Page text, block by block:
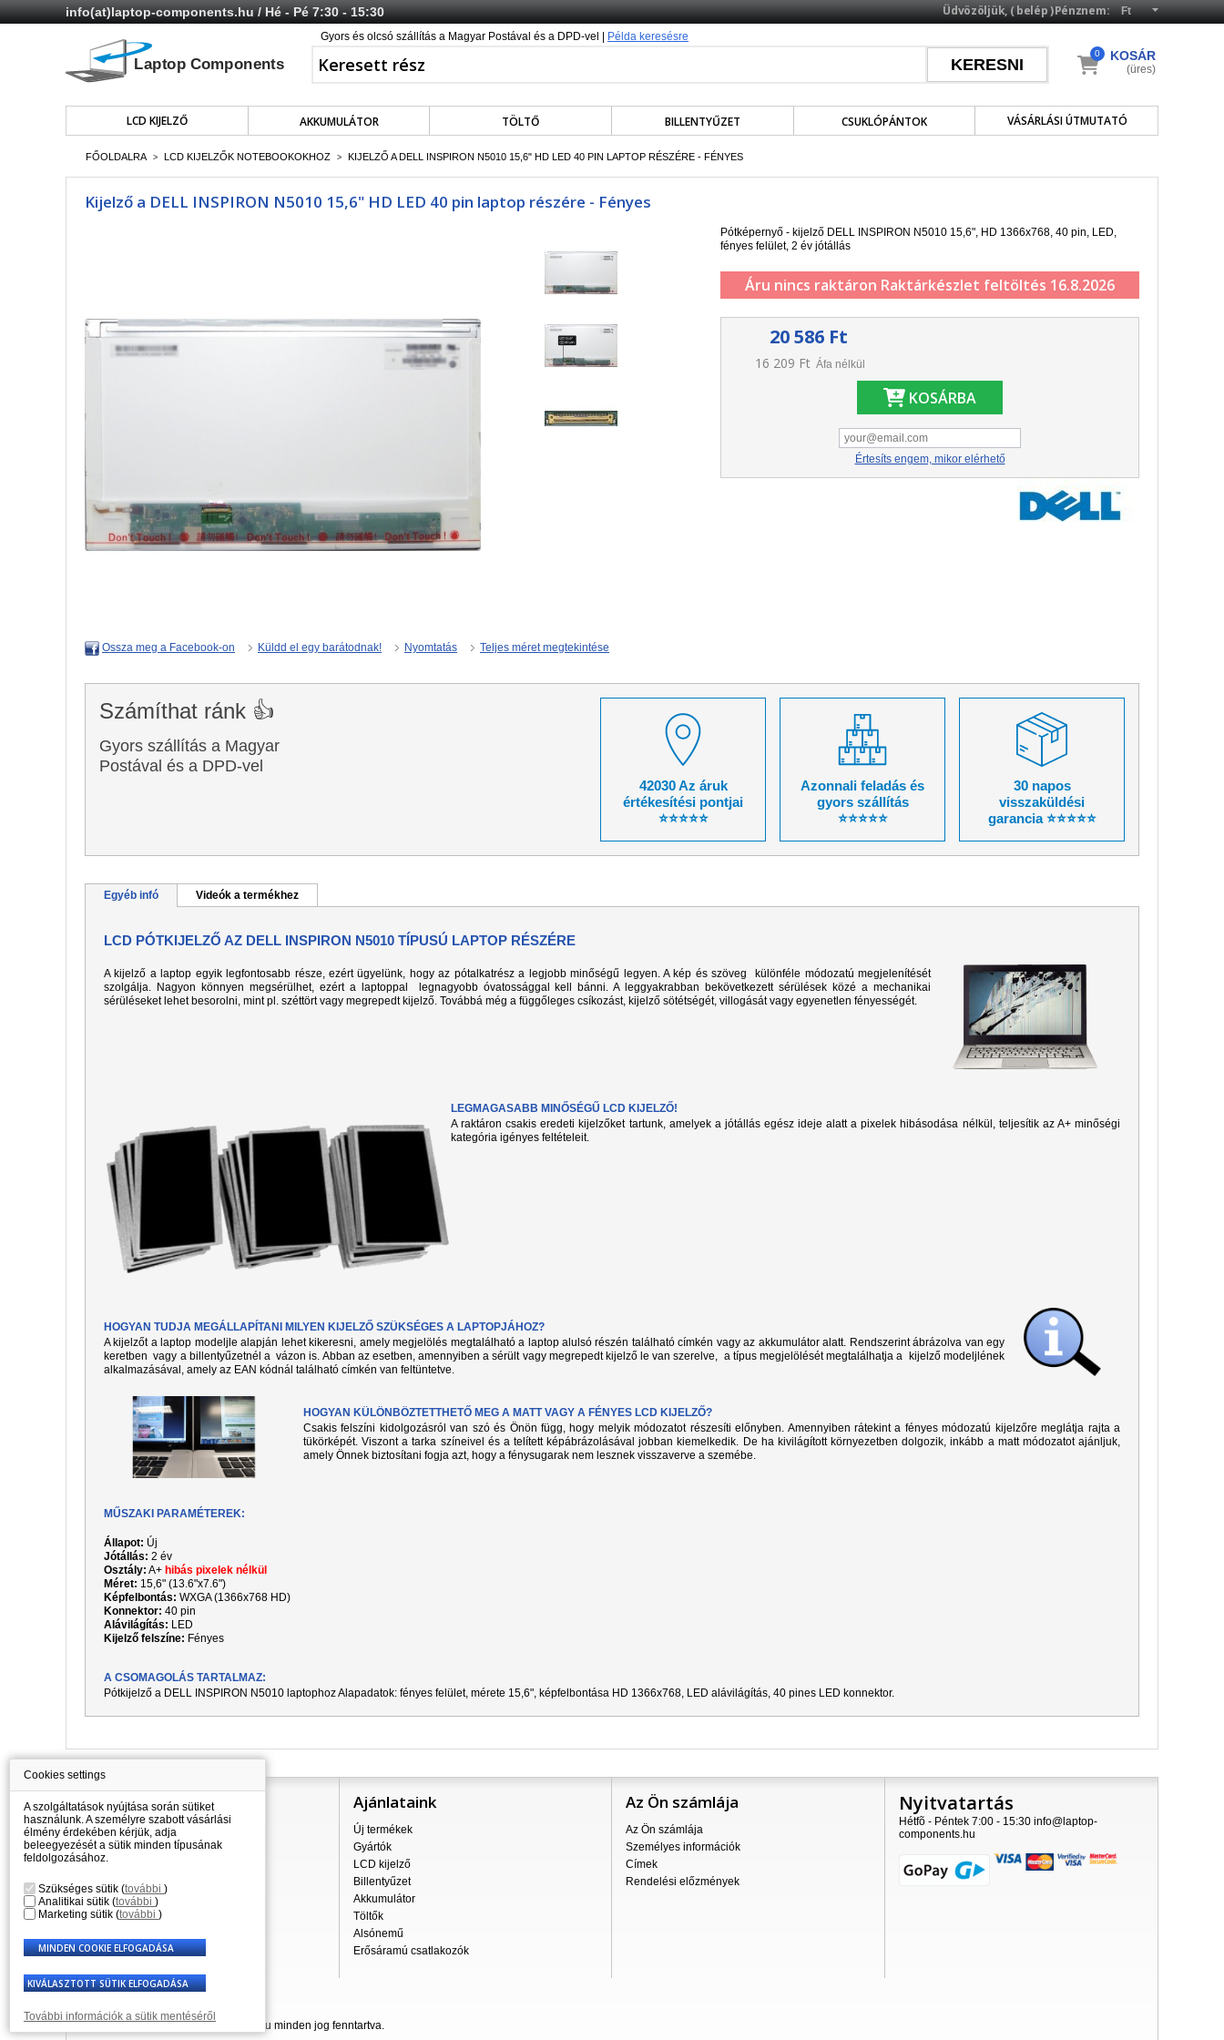
info(at)laptop-components.hu/ Hé - Pé 7:30 - 15:30 Pénznem:
Üdvözöljük, (belép)
Gyors és olcsó szállítás a Magyar Postával és a DPD-vel | Példa keresésre
LCD KIJELZŐ AKKUMULÁTOR TÖLTŐ BILLENTYŰZET CSUKLÓPÁNTOK VÁSÁRLÁSI ÚTMUTATÓ
KOSÁR
0
(üres)
FŐOLDALRA > LCD KIJELZŐK NOTEBOOKOKHOZ > KIJELZŐ A DELL INSPIRON N5010 15,6" HD LED 40 PIN LAPTOP RÉSZÉRE - FÉNYES
Kijelző a DELL INSPIRON N5010 15,6" HD LED 40 pin laptop részére - Fényes
Pótképernyő - kijelző DELL INSPIRON N5010 15,6", HD 1366x768, 40 pin, LED,
fényes felület, 2 év jótállás
Áru nincs raktáron Raktárkészlet feltöltés 16.8.2026
20 586 Ft
16 209 Ft Áfa nélkül
KOSÁRBA
Értesíts engem, mikor elérhető
Ossza meg a Facebook-on Küldd el egy barátodnak! Nyomtatás Teljes méret megtekintése
Számíthat ránk 👍
Gyors szállítás a Magyar
Postával és a DPD-vel
42030 Az áruk
értékesítési pontjai
⭐⭐⭐⭐⭐
Azonnali feladás és
gyors szállítás
⭐⭐⭐⭐⭐
30 napos
visszaküldési
garancia ⭐⭐⭐⭐⭐
Egyéb infó Videók a termékhez
LCD PÓTKIJELZŐ AZ DELL INSPIRON N5010 TÍPUSÚ LAPTOP RÉSZÉRE
A kijelző a laptop egyik legfontosabb része, ezért ügyelünk, hogy az pótalkatrész a legjobb minőségű legyen. A kép és szöveg különféle módozatú megjelenítését
szolgálja. Nagyon könnyen megsérülhet, ezért a laptoppal legnagyobb óvatossággal kell bánni. A leggyakrabban bekövetkezett sérülések közé a mechanikai
sérüléseket lehet besorolni, mint pl. széttört vagy megrepedt kijelző. Továbbá még a függőleges csíkozást, kijelző sötétségét, villogását vagy egyenetlen fényességét.
LEGMAGASABB MINŐSÉGŰ LCD KIJELZŐ!
A raktáron csakis eredeti kijelzőket tartunk, amelyek a jótállás egész ideje alatt a pixelek hibásodása nélkül, teljesítik az A+ minőségi
kategória igényes feltételeit.
HOGYAN TUDJA MEGÁLLAPÍTANI MILYEN KIJELZŐ SZÜKSÉGES A LAPTOPJÁHOZ?
A kijelzőt a laptop modeljle alapján lehet kikeresni, amely megjelölés megtalálható a laptop alulsó részén található címkén vagy az akkumulátor alatt. Rendszerint ábrázolva van egy
keretben vagy a billentyűzetnél a vázon is. Abban az esetben, amennyiben a sérült vagy megrepedt kijelző le van szerelve, a típus megjelölését megtalálhatja a kijelző modeljlének
alkalmazásával, amely az EAN kódnál található címkén van feltüntetve.
HOGYAN KÜLÖNBÖZTETTHETŐ MEG A MATT VAGY A FÉNYES LCD KIJELZŐ?
Csakis felszíni kidolgozásról van szó és Önön függ, hogy melyik módozatot részesíti előnyben. Amennyiben rátekint a fényes módozatú kijelzőre meglátja rajta a
tükörképét. Viszont a tarka színeivel és a telített képábrázolásával jobban kiemelkedik. De ha kivilágított környezetben dolgozik, inkább a matt módozatot ajánljuk,
amely Önnek biztosítani fogja azt, hogy a fénysugarak nem lesznek visszaverve a szemébe.
MŰSZAKI PARAMÉTEREK:
Állapot: Új
Jótállás: 2 év
Osztály: A+ hibás pixelek nélkül
Méret: 15,6" (13.6"x7.6")
Képfelbontás: WXGA (1366x768 HD)
Konnektor: 40 pin
Alávilágítás: LED
Kijelző felszíne: Fényes
A CSOMAGOLÁS TARTALMAZ:
Pótkijelző a DELL INSPIRON N5010 laptophoz Alapadatok: fényes felület, mérete 15,6", képfelbontása HD 1366x768, LED alávilágítás, 40 pines LED konnektor.
Információ
Mindent a vásárlásról
A szállítás árai
Nagykereskedés
Reklamációs szabályzat
Üzleti feltételek
A személyes adatok feldolgozása
Ajánlataink
Új termékek
Gyártók
LCD kijelző
Billentyűzet
Akkumulátor
Töltők
Alsónemű
Erősáramú csatlakozók
Az Ön számlája
Az Ön számlája
Személyes információk
Címek
Rendelési előzmények
Nyitvatartás
Hétfõ - Péntek 7:00 - 15:30 info@laptop-
components.hu
© 2007 - 2026 Laptop-Components.hu minden jog fenntartva.
Cookies settings
A szolgáltatások nyújtása során sütiket
használunk. A személyre szabott vásárlási
élmény érdekében kérjük, adja
beleegyezését a sütik minden típusának
feldolgozásához.
Szükséges sütik (további )
Analitikai sütik (további )
Marketing sütik (további )
További információk a sütik mentéséről